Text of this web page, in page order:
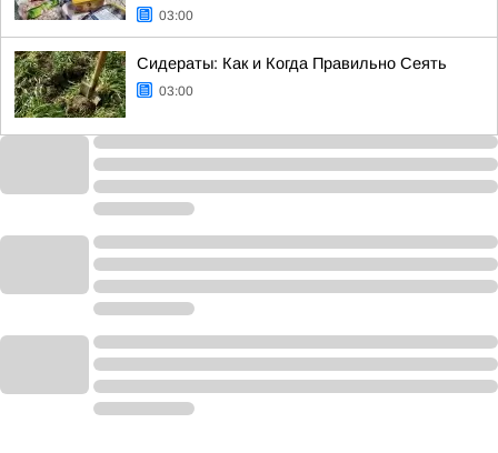
03:00
Сидераты: Как и Когда Правильно Сеять
03:00